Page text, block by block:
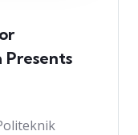
Presents